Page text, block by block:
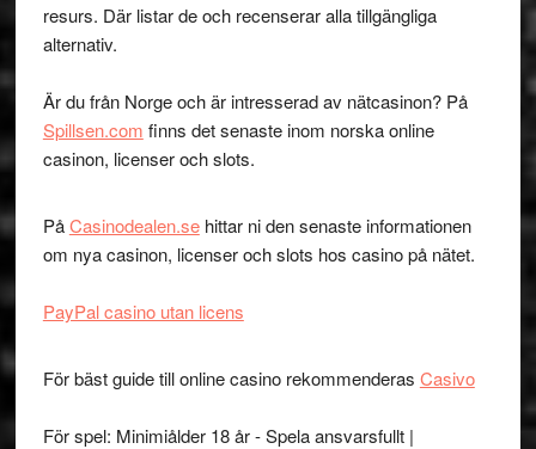
resurs. Där listar de och recenserar alla tillgängliga
alternativ.
Är du från Norge och är intresserad av nätcasinon? På
Spillsen.com finns det senaste inom norska online
casinon, licenser och slots.
PåCasinodealen.sehittar ni den senaste informationen
om nya casinon, licenser och slots hos casino på nätet.
PayPal casino utan licens
För bäst guide till online casino rekommenderas Casivo
För spel: Minimiålder 18 år - Spela ansvarsfullt |